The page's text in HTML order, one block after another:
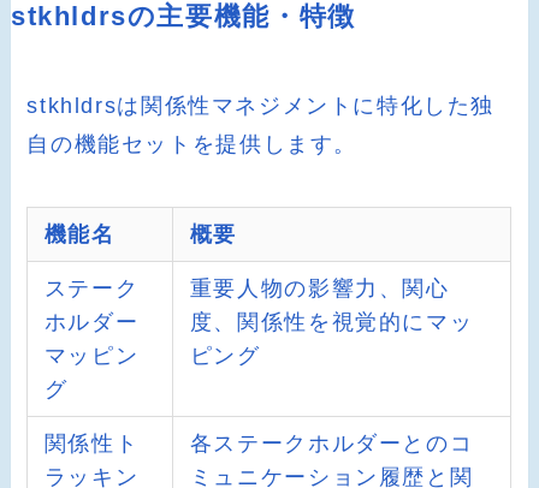
stkhldrsの主要機能・特徴
stkhldrsは関係性マネジメントに特化した独
自の機能セットを提供します。
機能名 概要
ステーク
ホルダー
マッピン
グ
重要人物の影響力、関心
度、関係性を視覚的にマッ
ピング
関係性ト
ラッキン
各ステークホルダーとのコ
ミュニケーション履歴と関